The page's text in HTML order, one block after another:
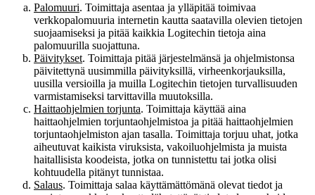
Palomuuri. Toimittaja asentaa ja ylläpitää toimivaa
verkkopalomuuria internetin kautta saatavilla olevien tietojen
suojaamiseksi ja pitää kaikkia Logitechin tietoja aina
palomuurilla suojattuna.
Päivitykset. Toimittaja pitää järjestelmänsä ja ohjelmistonsa
päivitettynä uusimmilla päivityksillä, virheenkorjauksilla,
uusilla versioilla ja muilla Logitechin tietojen turvallisuuden
varmistamiseksi tarvittavilla muutoksilla.
Haittaohjelmien torjunta. Toimittaja käyttää aina
haittaohjelmien torjuntaohjelmistoa ja pitää haittaohjelmien
torjuntaohjelmiston ajan tasalla. Toimittaja torjuu uhat, jotka
aiheutuvat kaikista viruksista, vakoiluohjelmista ja muista
haitallisista koodeista, jotka on tunnistettu tai jotka olisi
kohtuudella pitänyt tunnistaa.
Salaus. Toimittaja salaa käyttämättömänä olevat tiedot ja